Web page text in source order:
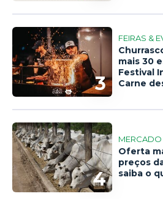
3
FEIRAS &
mais 30
Festival
Carne
4
Oferta
preços
saiba o